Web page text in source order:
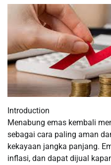
Introduction
Menabung emas kembali
sebagai cara paling aman
kekayaan jangka panjang.
inflasi, dan dapat dijual